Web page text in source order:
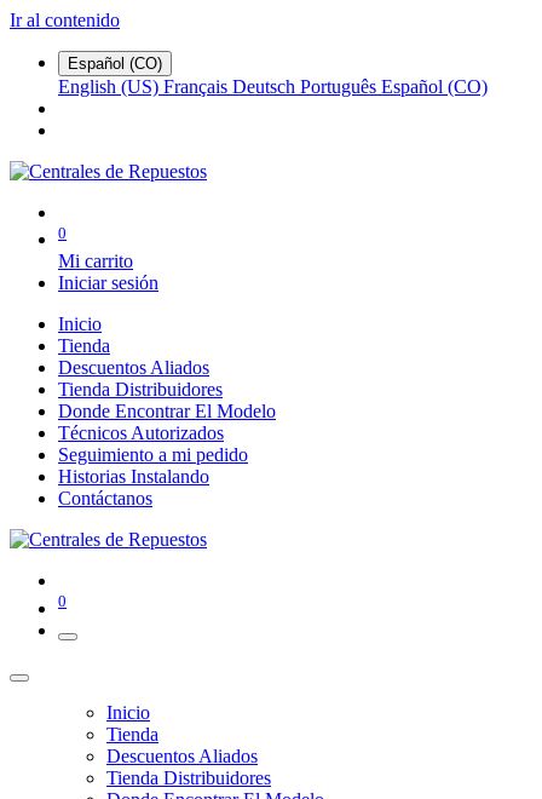
Ir al contenido
Español (CO)
English (US) Français Deutsch Português Español (CO)
0
Mi carrito
Iniciar sesión
Inicio
Tienda
Descuentos Aliados
Tienda Distribuidores
Donde Encontrar El Modelo
Técnicos Autorizados
Seguimiento a mi pedido
Historias Instalando
Contáctanos
0
Inicio
Tienda
Descuentos Aliados
Tienda Distribuidores